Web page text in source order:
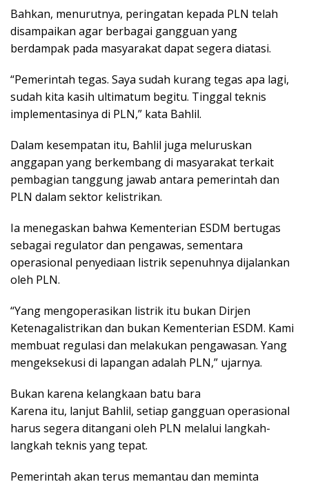
Bahkan, menurutnya, peringatan kepada PLN telah
disampaikan agar berbagai gangguan yang
berdampak pada masyarakat dapat segera diatasi.
“Pemerintah tegas. Saya sudah kurang tegas apa lagi,
sudah kita kasih ultimatum begitu. Tinggal teknis
implementasinya di PLN,” kata Bahlil.
Dalam kesempatan itu, Bahlil juga meluruskan
anggapan yang berkembang di masyarakat terkait
pembagian tanggung jawab antara pemerintah dan
PLN dalam sektor kelistrikan.
Ia menegaskan bahwa Kementerian ESDM bertugas
sebagai regulator dan pengawas, sementara
operasional penyediaan listrik sepenuhnya dijalankan
oleh PLN.
“Yang mengoperasikan listrik itu bukan Dirjen
Ketenagalistrikan dan bukan Kementerian ESDM. Kami
membuat regulasi dan melakukan pengawasan. Yang
mengeksekusi di lapangan adalah PLN,” ujarnya.
Bukan karena kelangkaan batu bara
Karena itu, lanjut Bahlil, setiap gangguan operasional
harus segera ditangani oleh PLN melalui langkah-
langkah teknis yang tepat.
Pemerintah akan terus memantau dan meminta